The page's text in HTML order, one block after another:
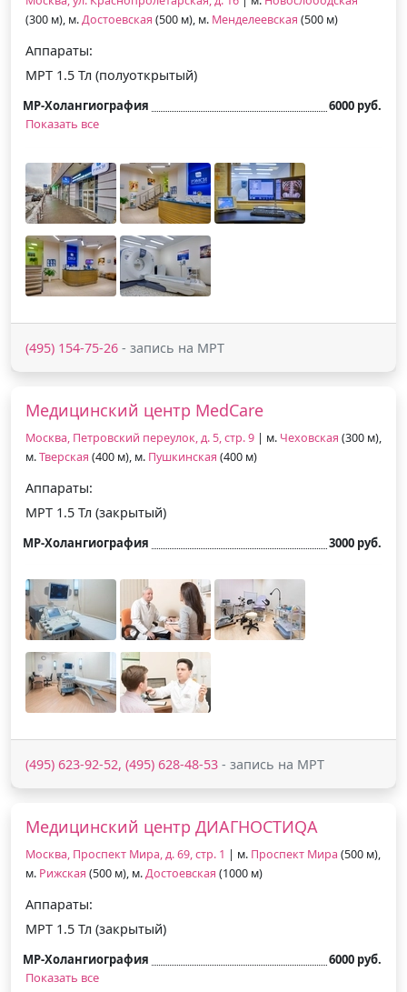
(300 м), м.Достоевская (500 м), м. Менделеевская (500 м)
Аппараты:
МРТ 1.5 Тл (полуоткрытый)
МР-Холангиография
6000 руб.
Показать все
(495) 154-75-26 - запись на МРТ
Медицинский центр MedCare
Москва, Петровский переулок, д. 5, стр. 9 | м. Чеховская (300 м),
м.Тверская (400 м), м. Пушкинская (400 м)
Аппараты:
МРТ 1.5 Тл (закрытый)
МР-Холангиография 3000 руб.
(495) 623-92-52, (495) 628-48-53 - запись на МРТ
Медицинский центр ДИАГНОСТИQA
Москва, Проспект Мира, д. 69, стр. 1 | м. Проспект Мира (500 м),
м. Рижская (500 м), м.Достоевская (1000 м)
Аппараты:
МРТ 1.5 Тл (закрытый)
МР-Холангиография
6000 руб.
Показать все